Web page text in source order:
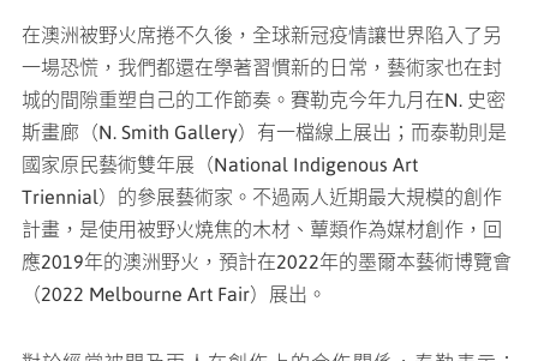
在澳洲被野火席捲不久後，全球新冠疫情讓世界陷入了另
一場恐慌，我們都還在學著習慣新的日常，藝術家也在封
城的間隙重塑自己的工作節奏。賽勒克今年九月在N. 史密
斯畫廊（N. Smith Gallery）有一檔線上展出；而泰勒則是
國家原民藝術雙年展（National Indigenous Art
Triennial）的參展藝術家。不過兩人近期最大規模的創作
計畫，是使用被野火燒焦的木材、蕈類作為媒材創作，回
應2019年的澳洲野火，預計在2022年的墨爾本藝術博覽會
（2022 Melbourne Art Fair）展出。